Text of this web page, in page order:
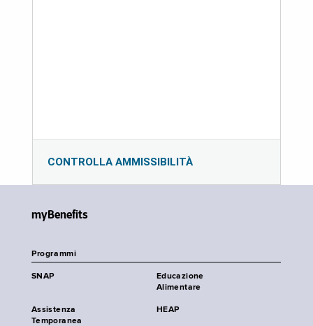
CONTROLLA AMMISSIBILITÀ
myBenefits
Programmi
SNAP
Educazione
Alimentare
Assistenza
Temporanea
HEAP